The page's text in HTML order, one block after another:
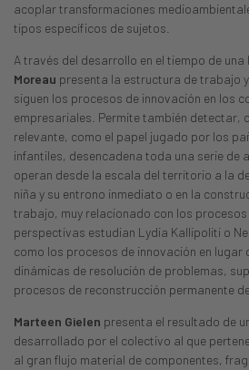
acoplar transformaciones
tipos específicos de sujetos.
A través del desarrollo en el tiempo de una
Moreau presenta la estructura de trabajo
siguen los procesos de innovación en los
empresariales. Permite también detectar,
relevante, como el papel jugado por los
infantiles, desencadena toda una serie de
operan desde la escala del territorio a la
niña y su entrono inmediato o en la
trabajo, muy relacionado con los
perspectivas estudian Lydia Kallipoliti o
como los procesos de innovación en lugar
dinámicas de resolución de problemas,
procesos de reconstrucción permanente
Marteen Gielen presenta el resultado de
desarrollado por el colectivo al que
al gran flujo material de componentes,